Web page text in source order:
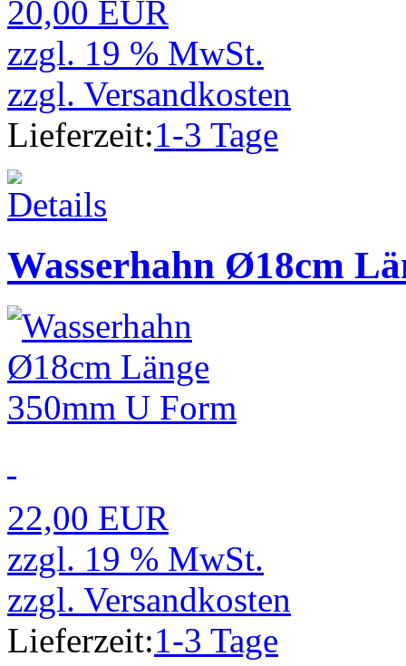
20,00 EUR
zzgl. 19 % MwSt.
zzgl. Versandkosten
Lieferzeit:1-3 Tage
Wasserhahn Ø18cm
22,00 EUR
zzgl. 19 % MwSt.
zzgl. Versandkosten
Lieferzeit:1-3 Tage